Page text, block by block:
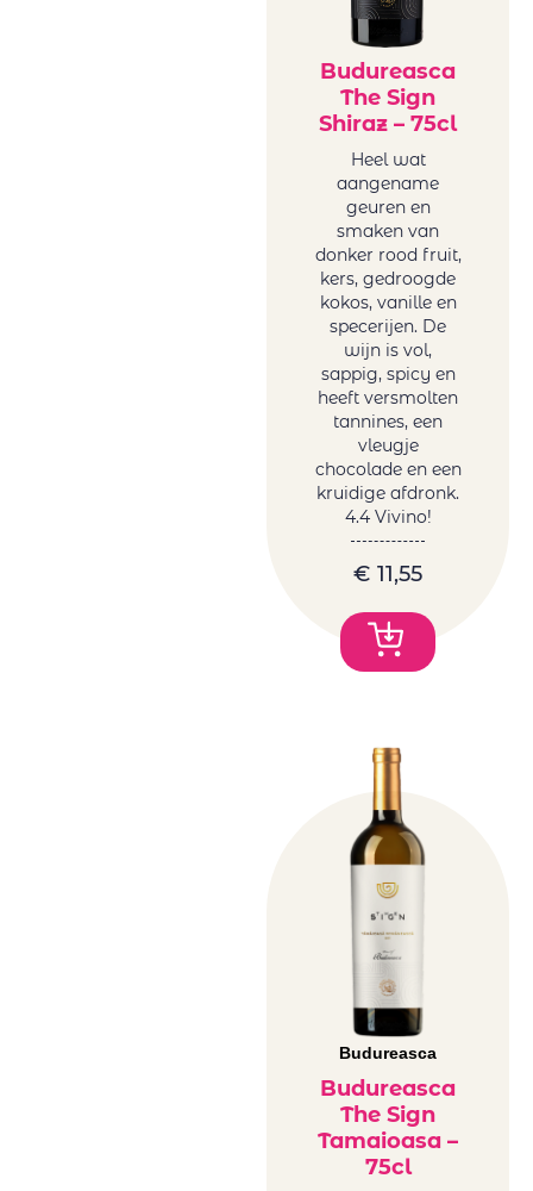
Budureasca
The Sign
Shiraz – 75cl
Heel wat
aangename
geuren en
smaken van
donker rood fruit,
kers, gedroogde
kokos, vanille en
specerijen. De
wijn is vol,
sappig, spicy en
heeft versmolten
tannines, een
vleugje
chocolade en een
kruidige afdronk.
4.4 Vivino!
€ 11,55
Budureasca
Budureasca
The Sign
Tamaioasa –
75cl